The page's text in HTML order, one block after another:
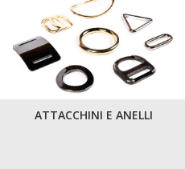
ATTACCHINI E ANELLI